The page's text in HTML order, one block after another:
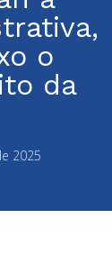
o
da
2025